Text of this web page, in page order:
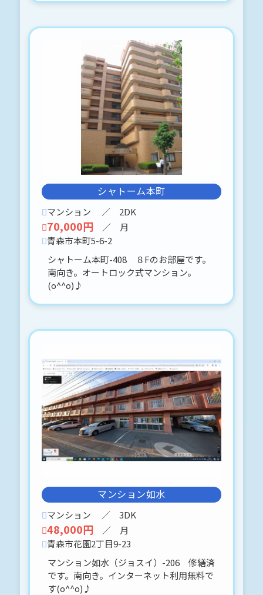
倉庫としてもOK (・∀-)b⌒☆
ガレージとしてもOK (・∀-)b⌒☆
電気使用可
通路部分 除排雪有ります。
あなた次第でお好きにお使いください
*:.。.(＊๓´╰╯`๓＊).。.:*
2026-05-23
一戸建 貸物件 約33.28坪
6月末退去予定です。内見に関しては、
事前予約をお願いします。
携帯 070-5324-4102迄、お願いしま
す。
店舗としての利用も可能です
(ღ✪v✪)。o♡
2026-05-22
緑1丁目
一人暮らしにお勧め物件です。
角部屋です。
2026-05-16
青森市羽白字沢田67-10 中古住宅（築
浅）セキスイハイム施工
2,500万円です。
価格の見直ししました。
売主様入居中のため、内見に関して
は、事前予約をお願いします。
す。
★地震に強い、降雪地域用の軽量鉄骨
と基礎
★壁の塗り替えがいらない磁器タイ
ル。
★屋根は積雪2m耐用ステレスフラット
タイプ。ペンキ不要
★トリプルガラスなので夏冬経済的。
カーポート仕様。駐車場4台対応可能
シャトーム本町
マンション ／ 2DK
70,000円 ／ 月
青森市本町5-6-2
シャトーム本町-408 ８Fのお部屋です。
南向き。オートロック式マンション。
(o^^o)♪
マンション如水
マンション ／ 3DK
48,000円 ／ 月
青森市花園2丁目9-23
マンション如水（ジョスイ）-206 修繕済
です。南向き。インターネット利用無料で
す(o^^o)♪